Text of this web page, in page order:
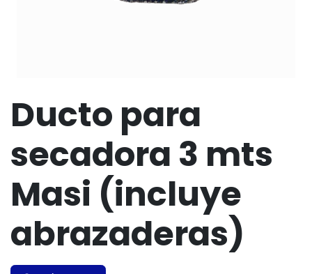
Ducto para
secadora 3 mts
Masi (incluye
abrazaderas)